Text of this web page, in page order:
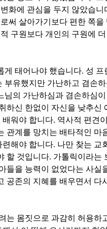
화에 관심을 두지 않았습니
써 살아가기보다 편한 쪽을
적 구원보다 개인의 구원에
게 태어나야 했습니다. 성 프
부유했지만 가난하고 겸손
님의 가난하심과 겸손하심
하신 한없이 자신을 낮추신
배워야 합니다. 역사적 편견
관계를 망치는 배타적인 마
련해야 합니다. 나만 찾는 교
할 것입니다. 가톨릭이라는
들을 능력이 없었다는 사실
공존의 지혜를 배우면서 다
는 몸짓으로 과감히 허용하